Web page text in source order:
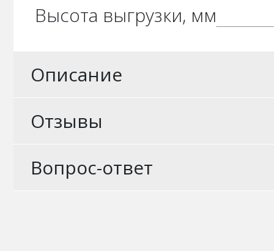
Высота выгрузки, мм
Описание
Отзывы
Вопрос-ответ